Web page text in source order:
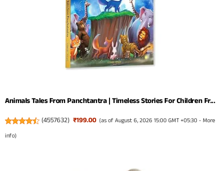
Animals Tales From Panchtantra | Timeless Stories For Children Fr...
(4557632) ₹199.00 (as of August 6, 2026 15:00 GMT +05:30 -More
info)